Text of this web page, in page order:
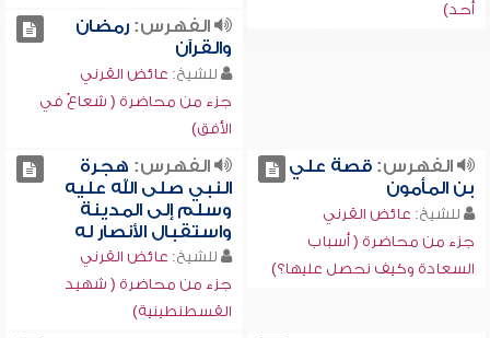
أحد)
الفهرس:رمضان
والقرآن
للشيخ: عائض القرني
جزء من محاضرة ( شعاعٌ في
الأفق)
الفهرس:قصة علي
بن المأمون
للشيخ: عائض القرني
جزء من محاضرة ( أسباب
السعادة وكيف نحصل عليها؟)
الفهرس: هجرة
النبي صلى الله عليه
وسلم إلى المدينة
واستقبال الأنصار له
للشيخ: عائض القرني
جزء من محاضرة ( شهيد
القسطنطينية)